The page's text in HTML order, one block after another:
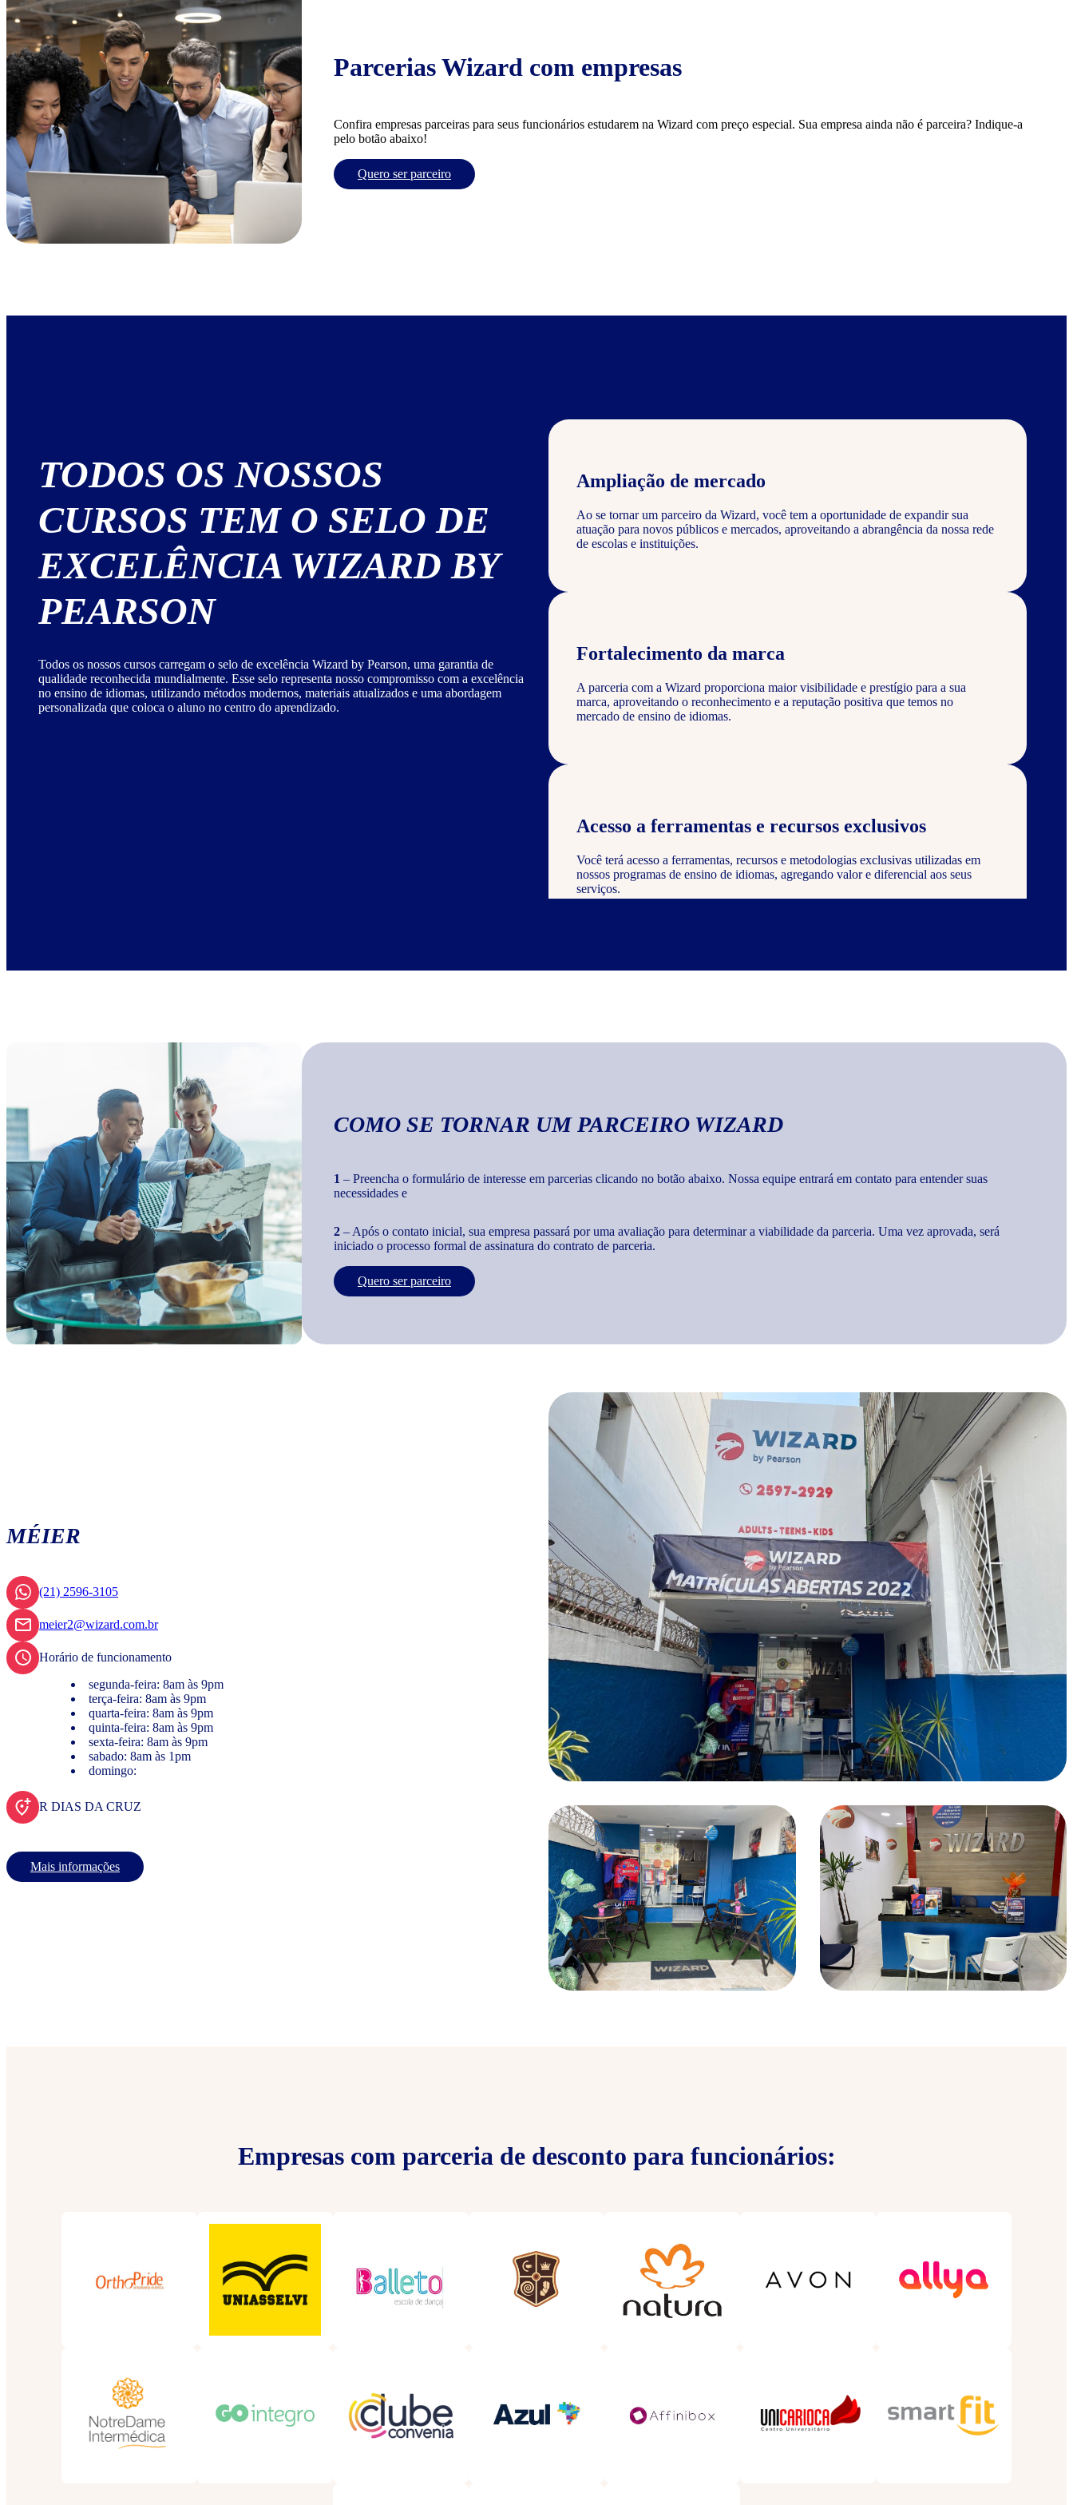
Parcerias Wizard com empresas
Confira empresas parceiras para seus funcionários estudarem na Wizard com preço especial. Sua empresa ainda não é parceira? Indique-a
pelo botão abaixo!
Quero ser parceiro
TODOS OS NOSSOS
CURSOS TEM O SELO DE
EXCELÊNCIA WIZARD BY
PEARSON
Todos os nossos cursos carregam o selo de excelência Wizard by Pearson, uma garantia de
qualidade reconhecida mundialmente. Esse selo representa nosso compromisso com a excelência
no ensino de idiomas, utilizando métodos modernos, materiais atualizados e uma abordagem
personalizada que coloca o aluno no centro do aprendizado.
Ampliação de mercado
Ao se tornar um parceiro da Wizard, você tem a oportunidade de expandir sua
atuação para novos públicos e mercados, aproveitando a abrangência da nossa rede
de escolas e instituições.
Fortalecimento da marca
A parceria com a Wizard proporciona maior visibilidade e prestígio para a sua
marca, aproveitando o reconhecimento e a reputação positiva que temos no
mercado de ensino de idiomas.
Acesso a ferramentas e recursos exclusivos
Você terá acesso a ferramentas, recursos e metodologias exclusivas utilizadas em
nossos programas de ensino de idiomas, agregando valor e diferencial aos seus
serviços.
valor à sua empresa e demonstrando compromisso com a qualidade e excelência
COMO SE TORNAR UM PARCEIRO WIZARD
1 – Preencha o formulário de interesse em parcerias clicando no botão abaixo. Nossa equipe entrará em contato para entender suas
necessidades e
2 – Após o contato inicial, sua empresa passará por uma avaliação para determinar a viabilidade da parceria. Uma vez aprovada, será
iniciado o processo formal de assinatura do contrato de parceria.
Quero ser parceiro
MÉIER
(21) 2596-3105
meier2@wizard.com.br
Horário de funcionamento
segunda-feira: 8am às 9pm
terça-feira: 8am às 9pm
quarta-feira: 8am às 9pm
quinta-feira: 8am às 9pm
sexta-feira: 8am às 9pm
sabado: 8am às 1pm
domingo:
R DIAS DA CRUZ
Mais informações
Empresas com parceria de desconto para funcionários: